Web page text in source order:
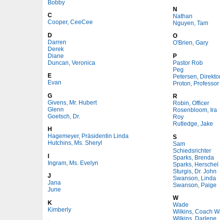
Bobby
C
Cooper, CeeCee
D
Darren
Derek
Diane
Duncan, Veronica
E
Evan
G
Givens, Mr. Hubert
Glenn
Goetsch, Dr.
H
Hagemeyer, Präsidentin Linda
Hutchins, Ms. Sheryl
I
Ingram, Ms. Evelyn
J
Jana
June
K
Kimberly
N
Nathan
Nguyen, Tam
O
O'Brien, Gary
P
Pastor Rob
Peg
Petersen,
Proton, Professor
R
Robin, Officer
Rosenbloom, Ira
Roy
Rutledge, Jake
S
Sam
Schiedsrichter
Sparks, Brenda
Sparks, Herschel
Sturgis, Dr. John
Swanson, Linda
Swanson, Paige
W
Wade
Wilkins, Coach